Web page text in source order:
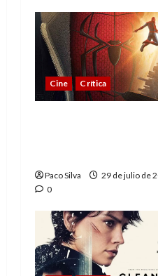
Cine Crítica
Paco Silva
29 de julio de
0